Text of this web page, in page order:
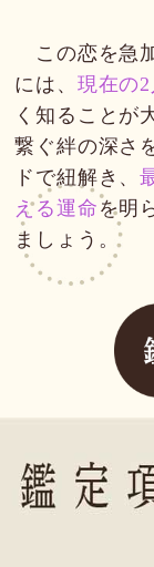
この恋を急
には、 現在の
く知ることが
繋ぐ絆の深さ
ドで紐解き、
える運命 を明
ましょう。